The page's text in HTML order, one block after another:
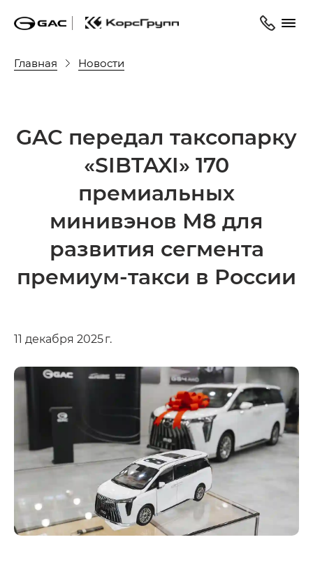
Главная Новости
GAC передал таксопарку
«SIBTAXI» 170
премиальных
минивэнов М8 для
развития сегмента
премиум-такси в России
11 декабря 2025 г.